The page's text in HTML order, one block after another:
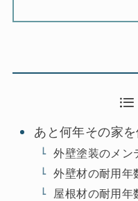
あと何年その家
外壁塗装のメン
外壁材の耐用年
屋根材の耐用年